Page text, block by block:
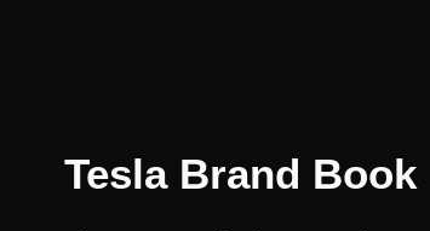
Tesla Brand Book